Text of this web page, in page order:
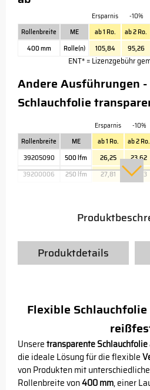
Ersparnis -10%
Rollenbreite
ME ab 1 Ro. ab 2 Ro.
400 mm
Rolle(n) 105,84 95,26
ENT* = Lizenzgebühr
Andere Ausführungen -
Schlauchfolie
Ersparnis -10%
Rollenbreite
ME ab 1 Ro. ab 2 Ro.
39205090
500 lfm 26,25 23,62
39200006
250 lfm 27,81 25,03
Produktdetails
Flexible
Unseretransparente Schlauchfolie
die ideale Lösung für die flexible
von Produkten mit
Rollenbreite von400 mm, einer